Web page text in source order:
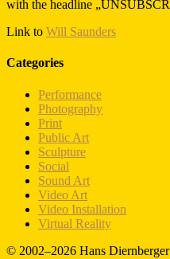
with the headline
Link to Will Saunders
Categories
Performance
Photography
Print
Public Art
Sculpture
Social
Sound Art
Video Art
Video Installation
Virtual Reality
© 2002–2026 Hans Diernberger